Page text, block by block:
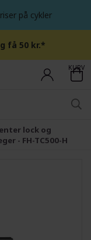
på cykler
få 50 kr.*
KURV
lock og
- FH-TC500-H